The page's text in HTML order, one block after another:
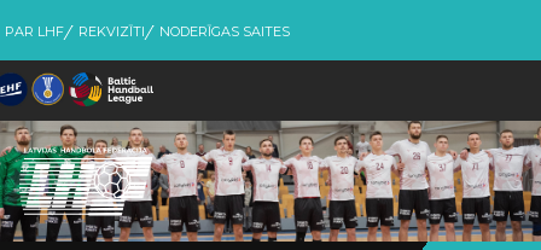
PAR LHF REKVIZĪTI NODERĪGAS SAITES